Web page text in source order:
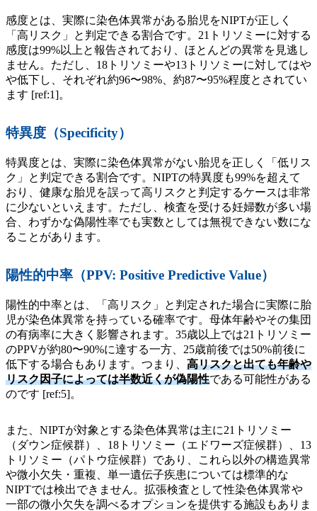
感度とは、実際に染色体異常がある胎児をNIPTが正しく
「高リスク」と判定できる割合です。21トリソミーに対する
感度は99%以上と報告されており、ほとんどの異常を見逃し
ません。ただし、18トリソミーや13トリソミーに対してはや
や低下し、それぞれ約96〜98%、約87〜95%程度とされてい
ます [ref:1]。
特異度（Specificity）
特異度とは、実際に染色体異常がない胎児を正しく「低リス
ク」と判定できる割合です。NIPTの特異度も99%を超えて
おり、健康な胎児を誤って高リスクと判定するケースは非常
に少ないといえます。ただし、検査を受ける妊婦数が多い場
合、わずかな偽陽性率でも実数としては無視できない数にな
ることがあります。
陽性的中率（PPV: Positive Predictive Value）
陽性的中率とは、「高リスク」と判定された場合に実際に胎
児が染色体異常を持っている確率です。母体年齢やその集団
の有病率に大きく影響されます。35歳以上では21トリソミー
のPPVが約80〜90%に達する一方、25歳前後では50%前後に
低下する場合もあります。つまり、 高リスクと出ても年齢や
リスク因子によっては半数近くが偽陽性である可能性がある
のです [ref:5]。
また、NIPTが対象とする染色体異常は主に21トリソミー
（ダウン症候群）、18トリソミー（エドワーズ症候群）、13
トリソミー（パトウ症候群）であり、これら以外の構造異常
や微小欠失・重複、単一遺伝子疾患については標準的な
NIPTでは検出できません。拡張検査として性染色体異常や
一部の微小欠失を調べるオプションを提供する施設もありま